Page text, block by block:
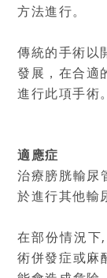
方法進行。
傳統的手術以
發展，在合適
進行此項手術。
適應症
治療膀胱輸尿
於進行其他輸
在部份情況下
術併發症或麻